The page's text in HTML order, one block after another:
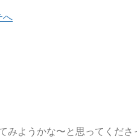
みようかな〜と思ってくだ